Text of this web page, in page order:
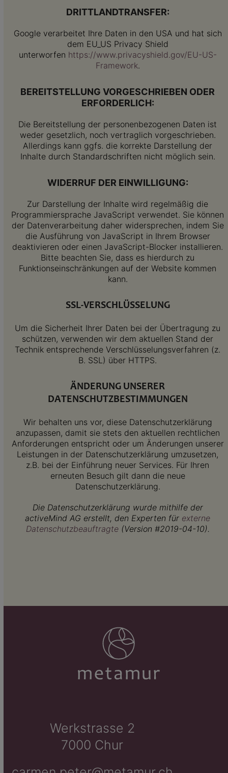
DRITTLANDTRANSFER:
Google verarbeitet Ihre Daten in den USA und hat sich
dem EU_US Privacy Shield
unterworfen https://www.privacyshield.gov/EU-US-
Framework.
BEREITSTELLUNG VORGESCHRIEBEN ODER
ERFORDERLICH:
Die Bereitstellung der personenbezogenen Daten ist
weder gesetzlich, noch vertraglich vorgeschrieben.
Allerdings kann ggfs. die korrekte Darstellung der
Inhalte durch Standardschriften nicht möglich sein.
WIDERRUF DER EINWILLIGUNG:
Zur Darstellung der Inhalte wird regelmäßig die
Programmiersprache JavaScript verwendet. Sie können
der Datenverarbeitung daher widersprechen, indem Sie
die Ausführung von JavaScript in Ihrem Browser
deaktivieren oder einen JavaScript-Blocker installieren.
Bitte beachten Sie, dass es hierdurch zu
Funktionseinschränkungen auf der Website kommen
kann.
SSL-VERSCHLÜSSELUNG
Um die Sicherheit Ihrer Daten bei der Übertragung zu
schützen, verwenden wir dem aktuellen Stand der
Technik entsprechende Verschlüsselungsverfahren (z.
B. SSL) über HTTPS.
ÄNDERUNG UNSERER
DATENSCHUTZBESTIMMUNGEN
Wir behalten uns vor, diese Datenschutzerklärung
anzupassen, damit sie stets den aktuellen rechtlichen
Anforderungen entspricht oder um Änderungen unserer
Leistungen in der Datenschutzerklärung umzusetzen,
z.B. bei der Einführung neuer Services. Für Ihren
erneuten Besuch gilt dann die neue
Datenschutzerklärung.
Die Datenschutzerklärung wurde mithilfe der
activeMind AG erstellt, den Experten für externe
Datenschutzbeauftragte(Version #2019-04-10).
Werkstrasse 2
7000 Chur